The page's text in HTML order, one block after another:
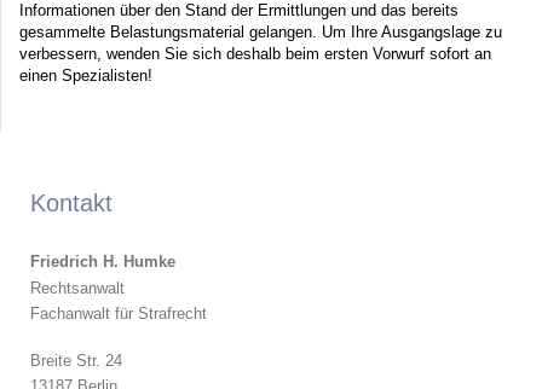
Informationen über den Stand der Ermittlungen und das bereits
gesammelte Belastungsmaterial gelangen. Um Ihre Ausgangslage zu
verbessern, wenden Sie sich deshalb beim ersten Vorwurf sofort an
einen Spezialisten!
Kontakt
Friedrich H. Humke
Rechtsanwalt
Fachanwalt für Strafrecht
Breite Str. 24